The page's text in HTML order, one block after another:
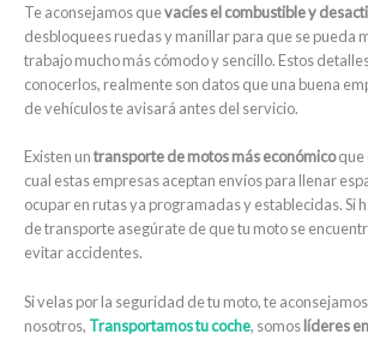
Te aconsejamos quevacíes el combustible y
desbloquees ruedas y manillar para que se pueda
trabajo mucho más cómodo y sencillo. Estos
conocerlos, realmente son datos que una buena
de vehículos te avisará antes del servicio.
Existen untransporte de motos más económicoque
cual estas empresas aceptan envíos para llenar
ocupar en rutas ya programadas y establecidas. Si
de transporte asegúrate de que tu moto se
evitar accidentes.
Si velas por la seguridad de tu moto, te
nosotros, Transportamos tu coche, somoslíderes